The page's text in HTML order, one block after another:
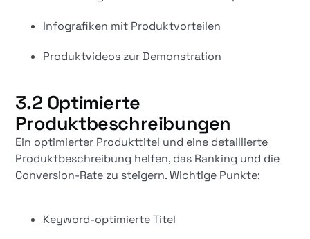
Infografiken mit Produktvorteilen
Produktvideos zur Demonstration
3.2 Optimierte
Produktbeschreibungen
Ein optimierter Produkttitel und eine detaillierte
Produktbeschreibung helfen, das Ranking und die
Conversion-Rate zu steigern. Wichtige Punkte:
Keyword-optimierte Titel